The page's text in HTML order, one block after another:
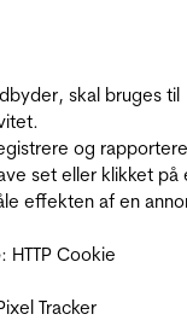
skal bruges til
og
set eller klikket på
effekten af en
: HTTP Cookie
Tracker